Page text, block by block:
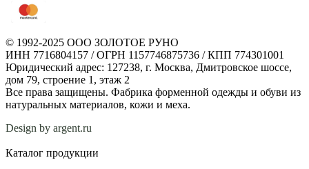
© 1992-2025 ООО ЗОЛОТОЕ РУНО
ИНН 7716804157 / ОГРН 1157746875736 / КПП 774301001
Юридический адрес: 127238, г. Москва, Дмитровское шоссе,
дом 79, строение 1, этаж 2
Все права защищены. Фабрика форменной одежды и обуви из
натуральных материалов, кожи и меха.
Design by argent.ru
Каталог продукции